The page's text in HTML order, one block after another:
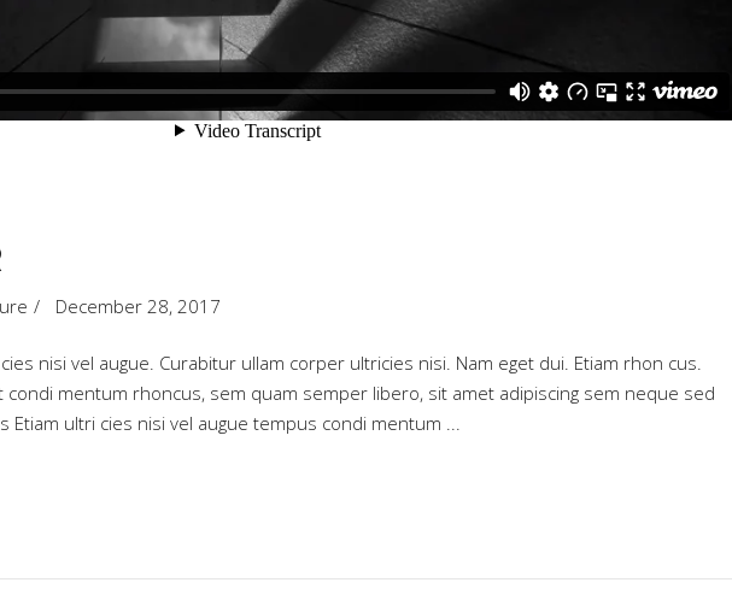
December 28, 2017
nisi vel augue. Curabitur ullam corper ultricies nisi. Nam eget dui. Etiam rhon cus.
condi mentum rhoncus, sem quam semper libero, sit amet adipiscing sem neque sed
Etiam ultri cies nisi vel augue tempus condi mentum